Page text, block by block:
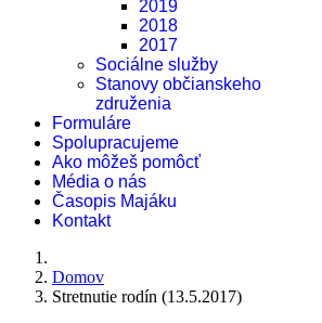
2019
2018
2017
Sociálne služby
Stanovy občianskeho
združenia
Formuláre
Spolupracujeme
Ako môžeš pomôcť
Média o nás
Časopis Majáku
Kontakt
Domov
Stretnutie rodín (13.5.2017)